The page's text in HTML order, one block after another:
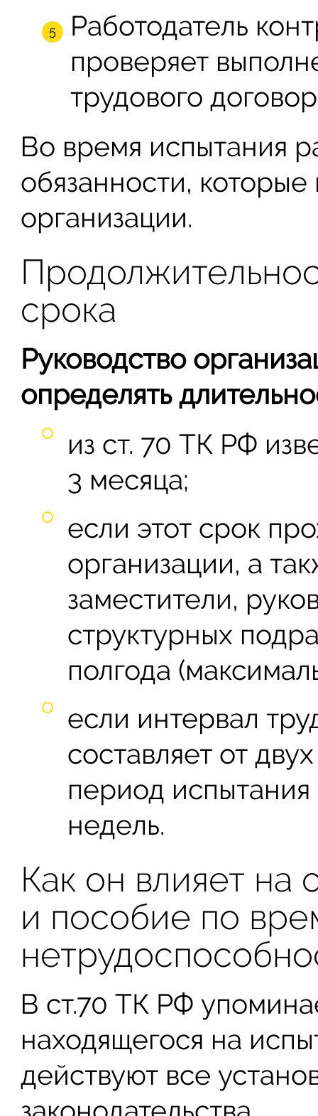
Работодатель
проверяет
трудового
Во время испытания
обязанности,
организации.
срока
Руководство
определять
из ст. 70 ТК РФ
3 месяца;
если этот срок
организации, а
заместители,
структурных
полгода
если интервал
составляет от
период испытания
недель.
Как он влияет на
и пособие по
В ст.70 ТК РФ
находящегося на
действуют все